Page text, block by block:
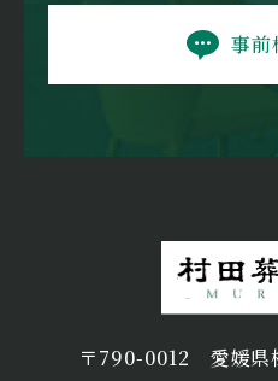
事前
〒790-0012 愛媛